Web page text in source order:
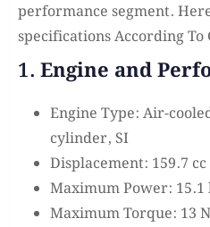
performance segment.
specifications According To
1. Engine and
Engine Type: Air-
cylinder, SI
Displacement: 159.7 cc
Maximum Power: 15.1
Maximum Torque: 13